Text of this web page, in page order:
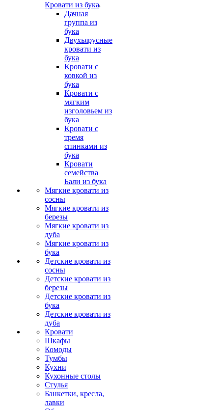
Кровати из бука
Дачная
группа из
бука
Двухъярусные
кровати из
бука
Кровати с
ковкой из
бука
Кровати с
мягким
изголовьем из
бука
Кровати с
тремя
спинками из
бука
Кровати
семейства
Бали из бука
Мягкие кровати из
сосны
Мягкие кровати из
березы
Мягкие кровати из
дуба
Мягкие кровати из
бука
Детские кровати из
сосны
Детские кровати из
березы
Детские кровати из
бука
Детские кровати из
дуба
Кровати
Шкафы
Комоды
Тумбы
Кухни
Кухонные столы
Стулья
Банкетки, кресла,
лавки